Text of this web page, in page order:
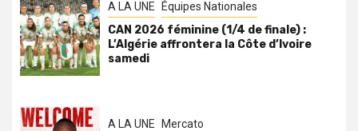
A LA UNE Équipes Nationales
CAN 2026 féminine (1/4 de finale) :
L’Algérie affrontera la Côte d’Ivoire
samedi
A LA UNE Mercato